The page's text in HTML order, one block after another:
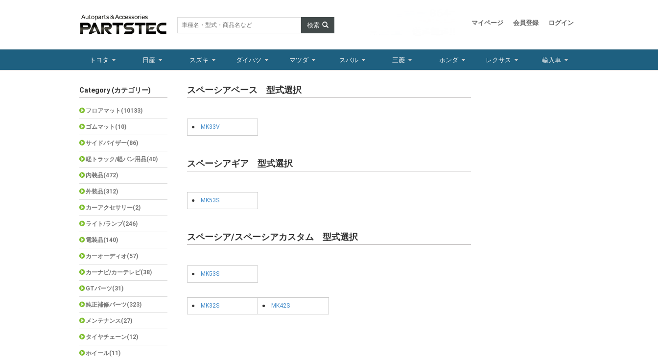
検索 マイページ 会員登録 ログイン
トヨタ 日産 スズキ ダイハツ マツダ スバル 三菱 ホンダ レクサス 輸入車
Category (カテゴリー)
フロアマット(10133)
ゴムマット(10)
サイドバイザー(86)
軽トラック/軽バン用品(40)
内装品(472)
外装品(312)
カーアクセサリー(2)
ライト/ランプ(246)
電装品(140)
カーオーディオ(57)
カーナビ/カーテレビ(38)
GTパーツ(31)
純正補修パーツ(323)
メンテナンス(27)
タイヤチェーン(12)
ホイール(11)
スペーシアベース 型式選択
● MK33V
スペーシアギア 型式選択
● MK53S
スペーシア/スペーシアカスタム 型式選択
● MK53S
● MK32S ● MK42S